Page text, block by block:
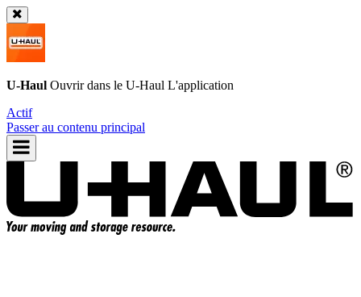
U-Haul Ouvrir dans le U-Haul L'application
Actif
Passer au contenu principal